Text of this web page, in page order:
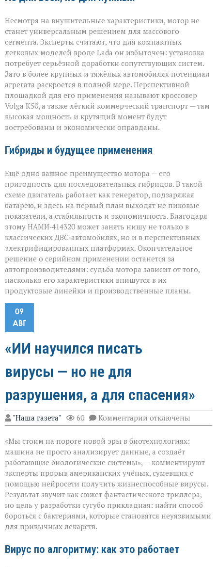
Несмотря на внушительные характеристики, мотор не
станет универсальным решением для массового
сегмента. Эксперты считают, что для компактных
легковых моделей вроде Lada он избыточен: установка
потребует серьёзной доработки сопутствующих систем.
Зато в более крупных и тяжёлых автомобилях потенциал
агрегата раскроется в полной мере. Перспективной
площадкой для его применения называют кроссовер
Volga К50, а также лёгкий коммерческий транспорт — там
высокая мощность и крутящий момент будут
востребованы и экономически оправданы.
Гибриды и будущее применения
Ещё одно важное преимущество мотора — его
пригодность для последовательных гибридов. В такой
схеме двигатель работает как генератор, подзаряжая
батарею, и здесь на первый план выходят не пиковые
показатели, а стабильность и экономичность. Благодаря
этому НАМИ‑414320 может занять нишу не только в
классических ДВС‑автомобилях, но и в перспективных
электрифицированных платформах. Окончательное
решение о серийном применении останется за
автопроизводителями: судьба мотора зависит от того,
насколько его характеристики впишутся в их
продуктовые линейки и производственные планы.
09
АВГ
«ИИ научился писать
вирусы — но не для
разрушения, а для спасения»
"Наша газета" 60 Комментарии к
записи
научился
писать
вирусы — но
не
для
разрушения,
а
для
спасения»
отключены
«Мы стоим на пороге новой эры в биотехнологиях:
машина не просто анализирует данные, а создаёт
работающие биологические системы», — комментируют
эксперты прорыв американских учёных, сумевших с
помощью нейросети получить жизнеспособные вирусы.
Результат звучит как сюжет фантастического триллера,
но цель у разработки сугубо прикладная: найти способ
бороться с бактериями, которые становятся неуязвимыми
для привычных лекарств.
Вирус по алгоритму: как это работает